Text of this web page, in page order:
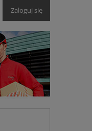
Zaloguj się